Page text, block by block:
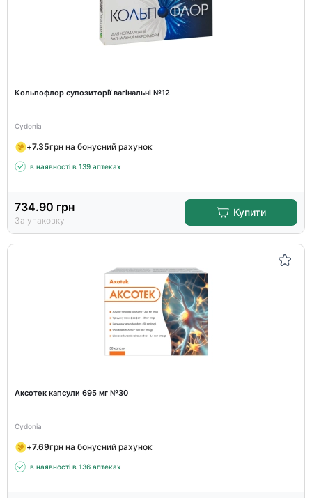
Кольпофлор супозиторії вагінальні №12
Cydonia
+7.35грн на бонусний рахунок
в наявності в 139 аптеках
734.90 грн
За упаковку
Купити
Аксотек капсули 695 мг №30
Cydonia
+7.69грн на бонусний рахунок
в наявності в 136 аптеках